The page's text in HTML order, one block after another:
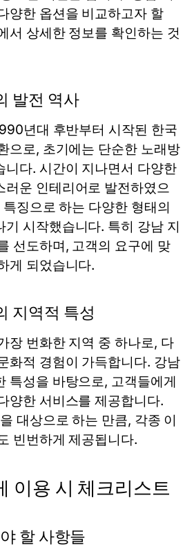
양한 옵션을 비교하고자 할
서 상세한 정보를 확인하는 것
발전 역사
년대 후반부터 시작된 한국
으로, 초기에는 단순한 노래방
니다. 시간이 지나면서 다양한
러운 인테리어로 발전하였으
징으로 하는 다양한 형태의
기 시작했습니다. 특히 강남 지
선도하며, 고객의 요구에 맞
게 되었습니다.
지역적 특성
장 번화한 지역 중 하나로, 다
화적 경험이 가득합니다. 강남
특성을 바탕으로, 고객들에게
양한 서비스를 제공합니다.
대상으로 하는 만큼, 각종 이
빈번하게 제공됩니다.
이용 시 체크리스트
할 사항들